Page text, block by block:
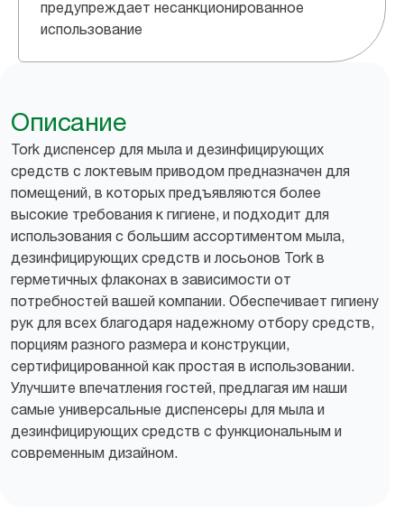
предупреждает несанкционированное
использование
Описание
Tork диспенсер для мыла и дезинфицирующих
средств с локтевым приводом предназначен для
помещений, в которых предъявляются более
высокие требования к гигиене, и подходит для
использования с большим ассортиментом мыла,
дезинфицирующих средств и лосьонов Tork в
герметичных флаконах в зависимости от
потребностей вашей компании. Обеспечивает гигиену
рук для всех благодаря надежному отбору средств,
порциям разного размера и конструкции,
сертифицированной как простая в использовании.
Улучшите впечатления гостей, предлагая им наши
самые универсальные диспенсеры для мыла и
дезинфицирующих средств с функциональным и
современным дизайном.